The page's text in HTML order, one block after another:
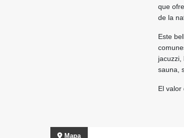
que
de la
Este
jacuzzi,
sauna,
El valor
Mapa